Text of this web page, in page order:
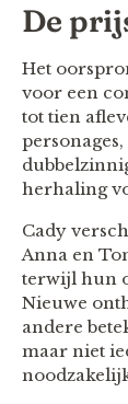
De
Het
voor een
tot tien
herhaling
Cady
Anna en
terwijl hun
Nieuwe
andere
maar niet